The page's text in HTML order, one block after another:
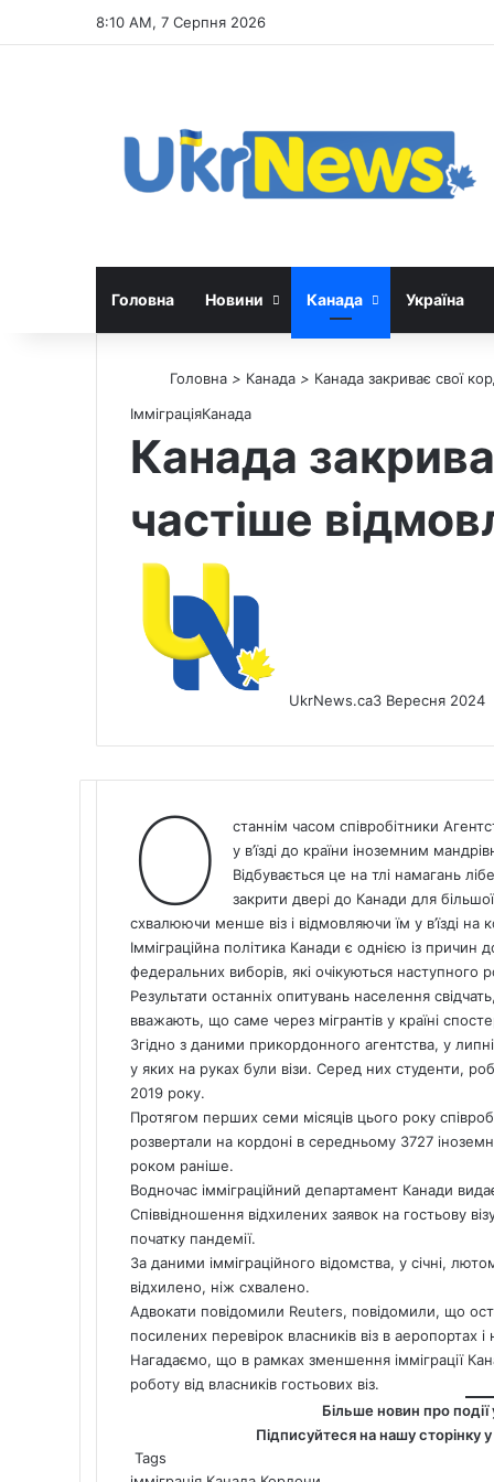
8:10 AM, 7 Серпня 2026
Головна Новини Канада Україна
Головна > Канада > Канада закриває свої
ІмміграціяКанада
Канада
частіше
UkrNews.ca3 Вересня 2024
О
станнім часом співробітники
у в’їзді до країни іноземним
Відбувається це на тлі намагань
закрити двері до Канади для більшої
схвалюючи менше віз і відмовляючи їм у в’їзді
Імміграційна політика Канади є однією із причин
федеральних виборів, які очікуються наступного
Результати останніх опитувань населення
вважають, що саме через мігрантів у країні
Згідно з даними прикордонного агентства, у
у яких на руках були візи. Серед них студенти,
2019 року.
Протягом перших семи місяців цього року
розвертали на кордоні в середньому 3727
роком раніше.
Водночас імміграційний департамент Канади
Співвідношення відхилених заявок на гостьову
початку пандемії.
За даними імміграційного відомства, у січні,
відхилено, ніж схвалено.
Адвокати повідомили Reuters, повідомили, що
посилених перевірок власників віз в аеропортах
Нагадаємо, що в рамках зменшення імміграції
роботу від власників гостьових віз.
Більше новин про події
Підписуйтеся на нашу сторінку у
Tags